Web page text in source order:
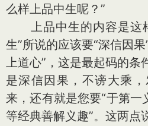
么样上品中生呢？”
上品中生的内容是这
生”所说的应该要“深信因
上道心”，这是最起码的条
是深信因果，不谤大乘
来，还有就是您要“于第一
等经典善解义趣”。这两点